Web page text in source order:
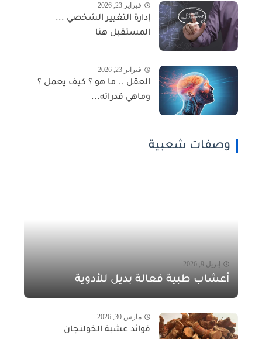
فبراير 23, 2026
إدارة التغيير الشخصي ...
المستقبل هنا
فبراير 23, 2026
العقل .. ما هو ؟ كيف يعمل ؟
وماهي قدراته...
وصفات شعبية
إبريل 9, 2026
أعشاب طبية فعالة بديل للأدوية
مارس 30, 2026
فوائد عشبة الخولنجان